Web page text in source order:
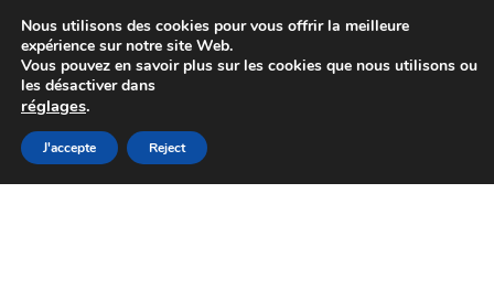
Colissimo livraison à partir de 7 EUR
Du lundi au vendredi de 9 h à 16 h
Aller
à
Aller
au
Nous utilisons des cookies pour vous offrir la meilleure
expérience sur notre site Web.
Vous pouvez en savoir plus sur les cookies que nous utilisons ou
les désactiver dans
réglages.
J'accepte Reject